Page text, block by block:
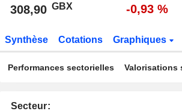
308,90 GBX -0,93 %
Synthèse Cotations Graphiques
Performances sectorielles Valorisations
Secteur: